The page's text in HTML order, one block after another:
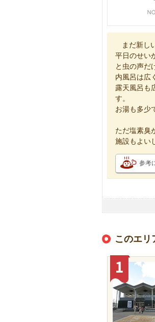
まだ新し
平日のせい
と虫の声だ
内風呂は広
露天風呂も
す。
お湯も多少
ただ塩素臭
施設もよい
参考
このエリ